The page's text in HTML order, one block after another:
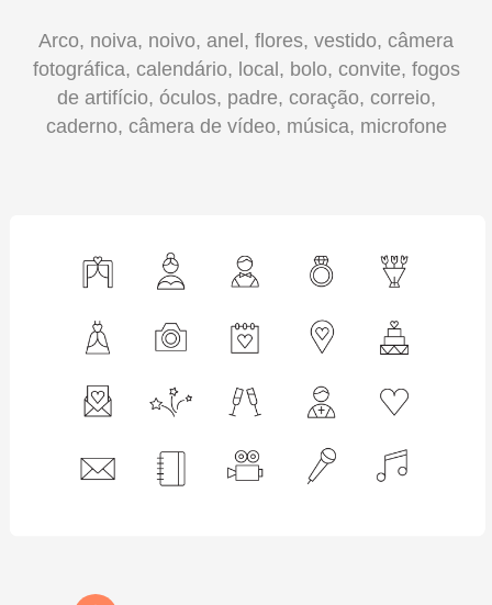
Arco, noiva, noivo, anel, flores, vestido, câmera
fotográfica, calendário, local, bolo, convite, fogos
de artifício, óculos, padre, coração, correio,
caderno, câmera de vídeo, música, microfone